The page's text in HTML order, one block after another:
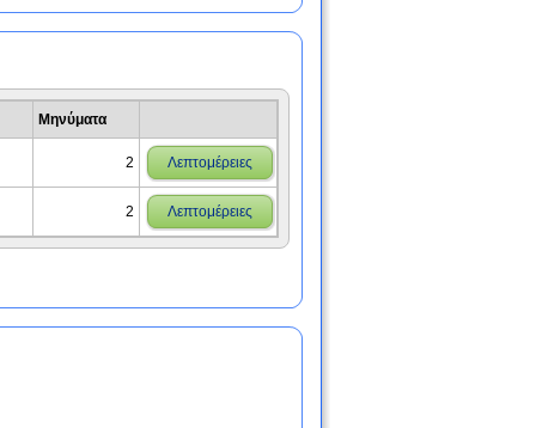
Μηνύματα
2 Λεπτομέρειες
2 Λεπτομέρειες